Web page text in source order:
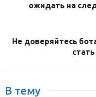
ожидать на
Не доверяйтесь
В тему